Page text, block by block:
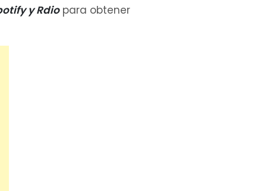
y Rdiopara obtener